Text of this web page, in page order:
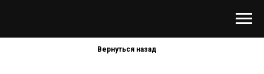
Вернуться назад